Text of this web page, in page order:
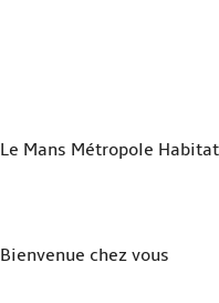
Le Mans Métropole Habitat
Bienvenue chez vous